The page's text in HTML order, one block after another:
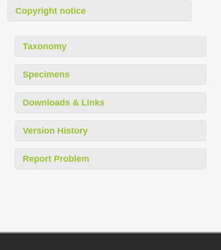
Copyright notice
Taxonomy
Specimens
Downloads & Links
Version History
Report Problem